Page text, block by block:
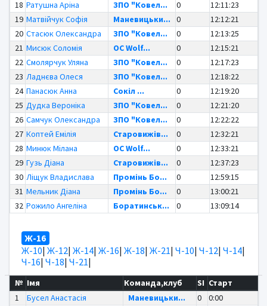
18 Ратушна Аріна ЗПО "Ковел... 0
12:11:23
19 Матвійчук Софія Маневицьки... 0
12:12:21
20 Стасюк Олександра ЗПО "Ковел... 0
12:13:25
21 Мисюк Соломія OC Wolf... 0
12:15:21
22 Смолярчук Уляна ЗПО "Ковел... 0
12:17:23
23 Ладнєва Олеся ЗПО "Ковел... 0
12:18:22
24 Панасюк Анна Сокіл ... 0
12:19:20
25 Дудка Вероніка ЗПО "Ковел... 0
12:21:20
26 Самчук Олександра ЗПО "Ковел... 0
12:22:22
27 Коптей Емілія Старовижів... 0
12:32:21
28 Минюк Мілана OC Wolf... 0
12:33:21
29 Гузь Діана Старовижів... 0
12:37:23
30 Ліщук Владислава Промінь Бо... 0
12:59:15
31 Мельник Діана Промінь Бо... 0
13:00:21
32 Рожило Ангеліна Боратинськ... 0 13:09:14
Ж-16
Ж-10| Ж-12| Ж-14| Ж-16| Ж-18| Ж-21| Ч-10| Ч-12| Ч-14|
Ч-16| Ч-18| Ч-21|
№ Імя Команда,клуб SI Старт
1
Бусел Анастасія Маневицьки... 0 0:00